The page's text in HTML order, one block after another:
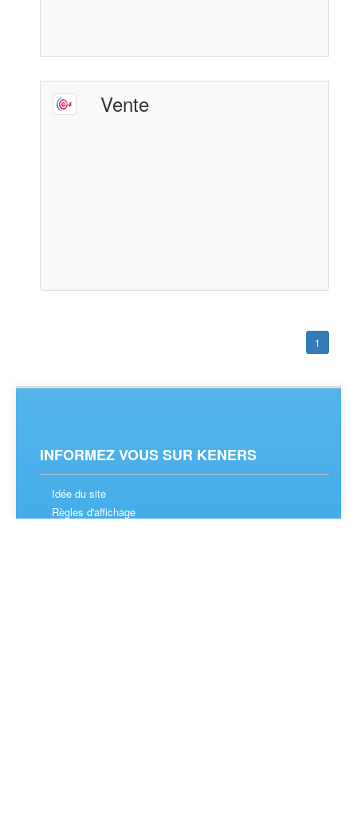
Vente
1
INFORMEZ VOUS SUR KENERS
Idée du site
Règles d'affichage